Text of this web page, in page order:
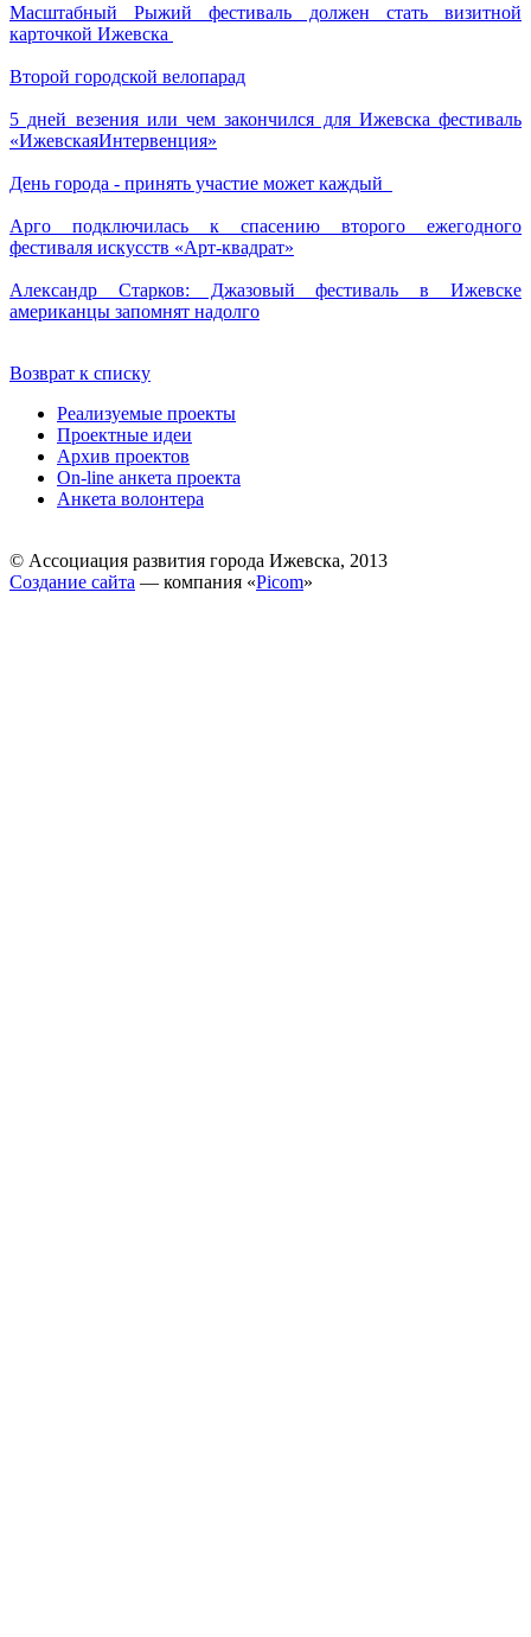
Масштабный Рыжий фестиваль должен стать визитной
карточкой Ижевска
Второй городской велопарад
5 дней везения или чем закончился для Ижевска фестиваль
«ИжевскаяИнтервенция»
День города - принять участие может каждый
Арго подключилась к спасению второго ежегодного
фестиваля искусств «Арт-квадрат»
Александр Старков: Джазовый фестиваль в Ижевске
американцы запомнят надолго
Возврат к списку
Реализуемые проекты
Проектные идеи
Архив проектов
On-line анкета проекта
Анкета волонтера
© Ассоциация развития города Ижевска, 2013
Создание сайта — компания «Picom»